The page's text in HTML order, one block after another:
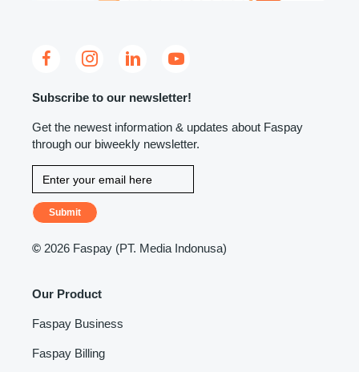
Subscribe to our newsletter!
Get the newest information & updates about Faspay
through our biweekly newsletter.
Submit
© 2026 Faspay (PT. Media Indonusa)
Our Product
Faspay Business
Faspay Billing